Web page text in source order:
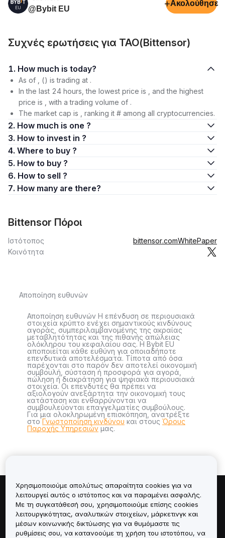
@Bybit EU
+Ακολούθησε
Συχνές ερωτήσεις για TAO(Bittensor)
1. How much is today?
As of , () is trading at .
In the last 24 hours, the lowest price is , and the highest
price is , with a trading volume of .
The market cap is , ranking it # among all cryptocurrencies.
2. How much is one ?
3. How to invest in ?
4. Where to buy ?
5. How to buy ?
6. How to sell ?
7. How many are there?
Bittensor Πόροι
Ιστότοπος bittensor.comWhitePaper
Κοινότητα
Αποποίηση ευθυνών
Αποποίηση ευθυνών Η επένδυση σε περιουσιακά
στοιχεία κρύπτο ενέχει σημαντικούς κινδύνους
αγοράς, συμπεριλαμβανομένης της ακραίας
μεταβλητότητας και της πιθανής απώλειας
ολόκληρου του κεφαλαίου σας. Η Bybit EU
αποποιείται κάθε ευθύνη για οποιαδήποτε
επενδυτικά αποτελέσματα. Τίποτα από όσα
παρέχονται στο παρόν δεν αποτελεί οικονομική
συμβουλή, σύσταση ή προσφορά για αγορά,
πώληση ή διακράτηση για ψηφιακά περιουσιακά
στοιχεία. Οι επενδυτές θα πρέπει να
αξιολογούν ανεξάρτητα την οικονομική τους
κατάσταση και ενθαρρύνονται να
συμβουλεύονται επαγγελματίες συμβούλους.
Για μια ολοκληρωμένη επισκόπηση, ανατρέξτε
στοΓνωστοποίηση κινδύνου και στους Όρους
Παροχής Υπηρεσιών μας.
Πληροφορίες για
Υπηρεσίες
Χρησιμοποιούμε απολύτως απαραίτητα cookies για να
λειτουργεί αυτός ο ιστότοπος και να παραμένει ασφαλής.
Με τη συγκατάθεσή σου, χρησιμοποιούμε επίσης cookies
λειτουργικότητας, αναλυτικών στοιχείων, μάρκετινγκ και
μέσων κοινωνικής δικτύωσης για να θυμόμαστε τις
ρυθμίσεις σου, να κατανοούμε τη χρήση του ιστοτόπου, να